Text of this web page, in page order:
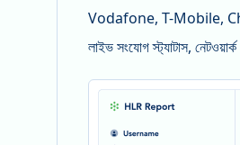
Vodafone, T-Mobile,
লাইভ সংযোগ স্ট্যাটাস,